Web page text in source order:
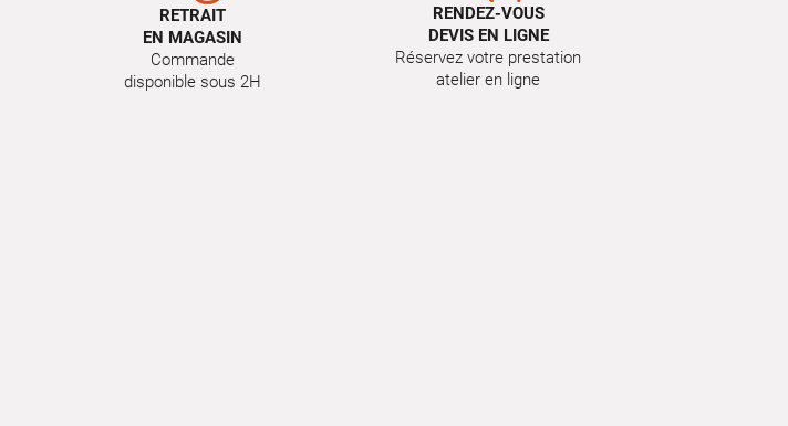
RETRAIT
EN MAGASIN
Commande
disponible sous 2H
RENDEZ-VOUS
DEVIS EN LIGNE
Réservez votre prestation
atelier en ligne